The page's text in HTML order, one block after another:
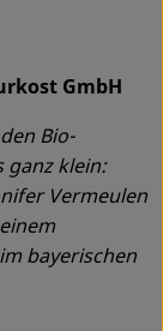
GmbH
Bio-
ganz klein:
Vermeulen
bayerischen